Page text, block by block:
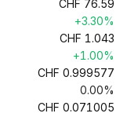
CHF 76.59
+3.30%
CHF 1.043
+1.00%
CHF 0.999577
0.00%
CHF 0.071005